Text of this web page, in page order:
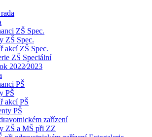
ZŠ Spec.
ZŠ Spec.
akcí ZŠ Spec.
ZŠ Speciální
2022⁄2023
PŠ
PŠ
akcí PŠ
PŠ
zařízení
ZŠ a MŠ při ZZ